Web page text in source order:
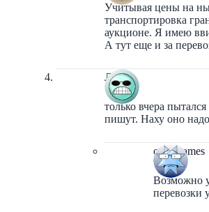
Учитывая цены на
транспортировка
аукционе. Я имею
А тут еще и за
Лекс
только вчера
пишут. Наху оно надо
orbit-games
Возможно
перевозки